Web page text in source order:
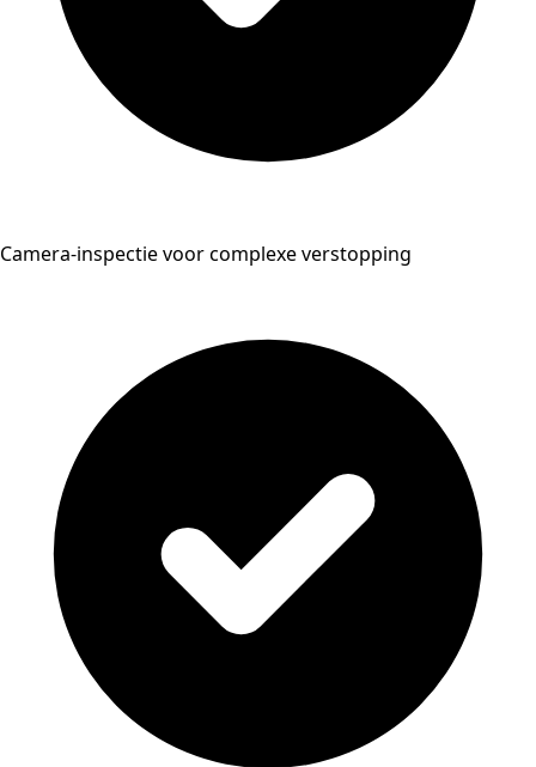
Camera-inspectie voor complexe verstopping